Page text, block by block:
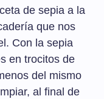
de sepia a la
que nos
Con la sepia
en trocitos de
del mismo
al final de